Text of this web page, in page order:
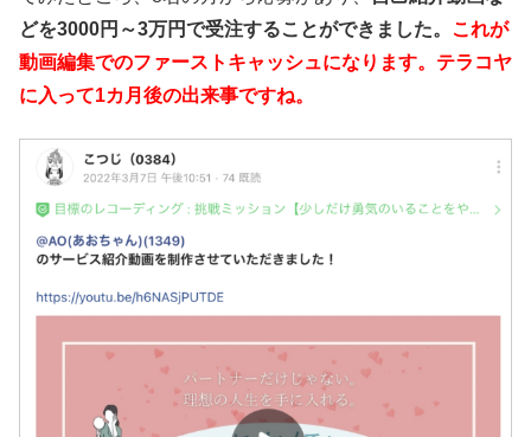
どを3000円～3万円で受注することができました。 これが
動画編集でのファーストキャッシュになります。テラコヤ
に入って1カ月後の出来事ですね。